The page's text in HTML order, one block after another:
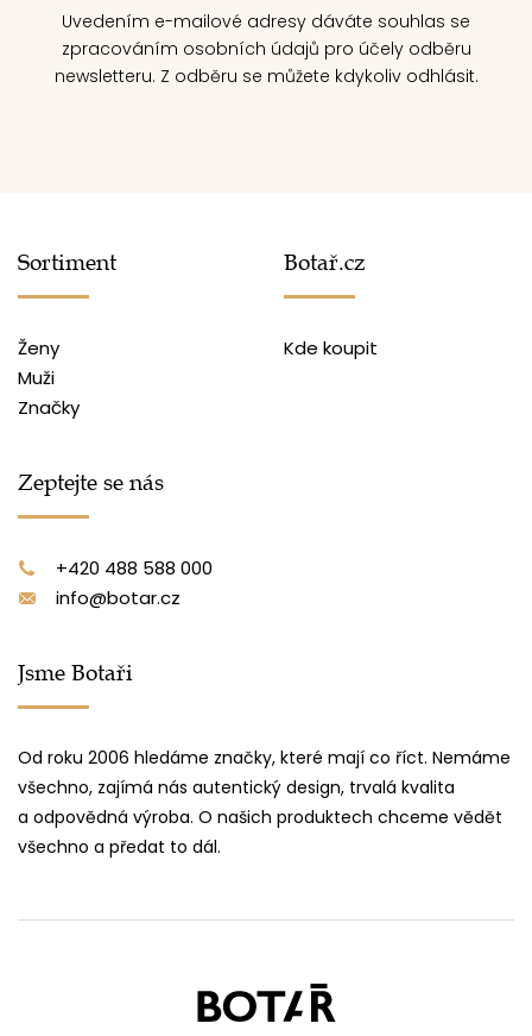
Uvedením e-mailové adresy dáváte souhlas se
zpracováním osobních údajů pro účely odběru
newsletteru. Z odběru se můžete kdykoliv odhlásit.
Sortiment
Ženy
Muži
Značky
Botař.cz
Kde koupit
Zeptejte se nás
+420 488 588 000
info@botar.cz
Jsme Botaři
Od roku 2006 hledáme značky, které mají co říct. Nemáme
všechno, zajímá nás autentický design, trvalá kvalita
a odpovědná výroba. O našich produktech chceme vědět
všechno a předat to dál.